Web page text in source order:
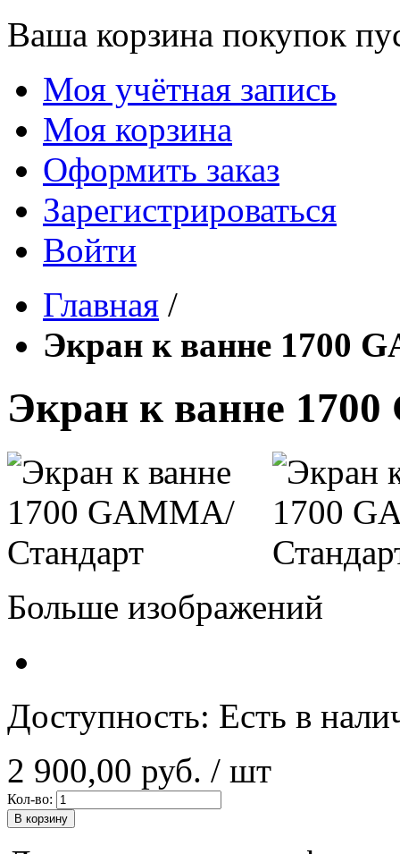
Ваша корзина покупок
Моя учётная запись
Моя корзина
Оформить заказ
Зарегистрироваться
Войти
Главная /
Экран к ванне 1700
Экран к ванне
Больше изображений
Доступность: Есть в
2 900,00 руб. / шт
Кол-во:
В корзину